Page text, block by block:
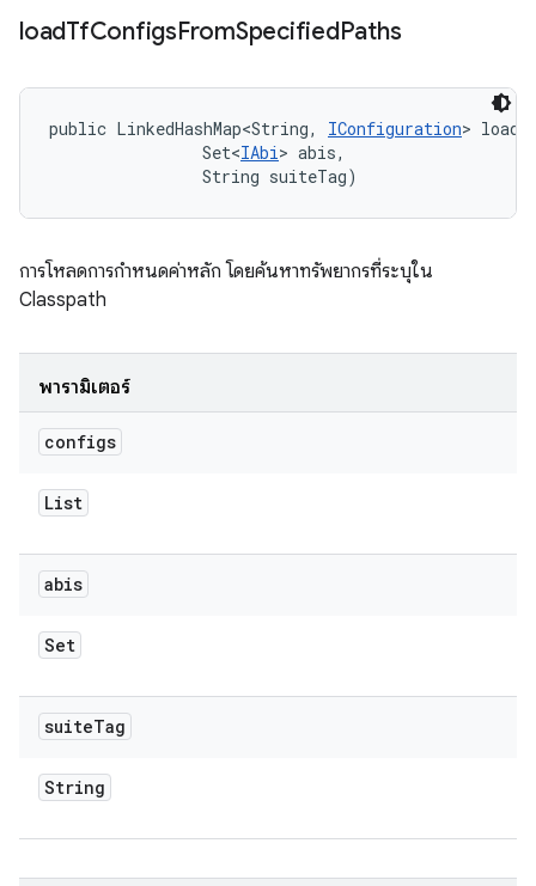
loadTfConfigsFromSpecifiedPaths
public LinkedHashMap<String, IConfiguration>
                Set<
IAbi> abis,
                String suiteTag)
การโหลดการกำหนดค่าหลัก โดยค้นหาทรัพยากรที่ระบุใน
Classpath
พารามิเตอร์
configs
List
abis
Set
suiteTag
String